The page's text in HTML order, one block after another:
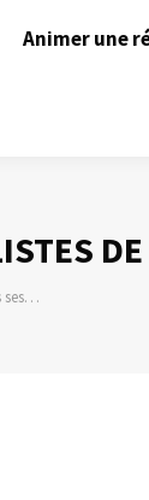
Animer une
ses…